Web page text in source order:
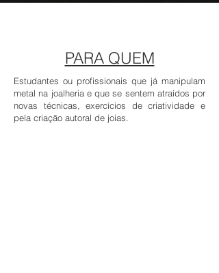
PARA QUEM
Estudantes ou profissionais que já manipulam
metal na joalheria e que se sentem atraídos por
novas técnicas, exercícios de criatividade e
pela criação autoral de joias.